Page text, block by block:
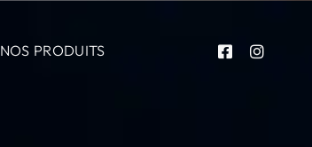
NOS PRODUITS